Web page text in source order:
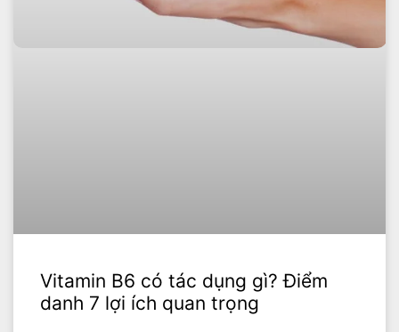
Vitamin B6 có tác dụng gì? Điểm
danh 7 lợi ích quan trọng